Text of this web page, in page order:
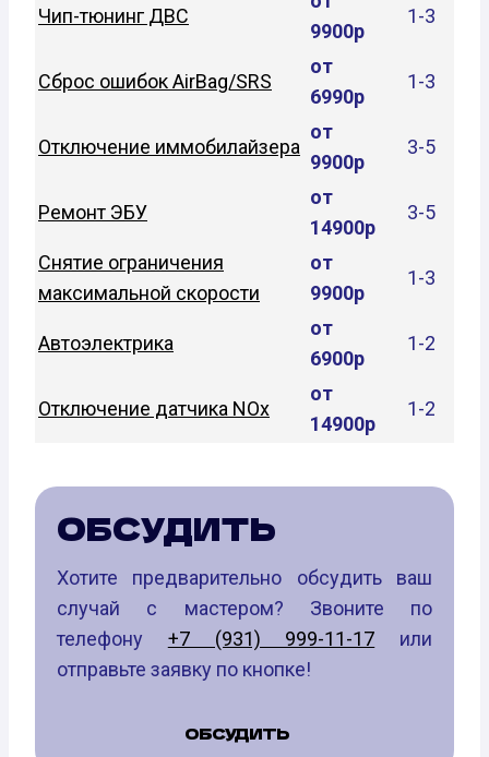
Чип-тюнинг ДВС
9900р
1-3
Сброс ошибок AirBag/SRS
от
6990р
1-3
Отключение иммобилайзера
от
9900р
3-5
Ремонт ЭБУ
от
14900р
3-5
Снятие ограничения
максимальной скорости
от
9900р
1-3
Автоэлектрика
от
6900р
1-2
Отключение датчика NOx
от
14900р
1-2
ОБСУДИТЬ
Хотите предварительно обсудить ваш
случай с мастером? Звоните по
телефону +7 (931) 999-11-17 или
отправьте заявку по кнопке!
ОБСУДИТЬ